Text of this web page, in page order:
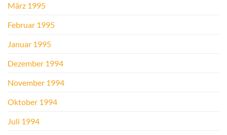
März 1995
Februar 1995
Januar 1995
Dezember 1994
November 1994
Oktober 1994
Juli 1994